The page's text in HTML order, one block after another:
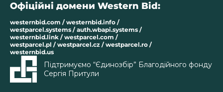
Офіційні домени Western Bid:
westernbid.com / westernbid.info /
westparcel.systems / auth.wbapi.systems /
westernbid.link / westparcel.com /
westparcel.pl / westparcel.cz / westparcel.ro /
westernbid.us
Підтримуємо “Єдинозбір” Благодійного фонду
Сергія Притули